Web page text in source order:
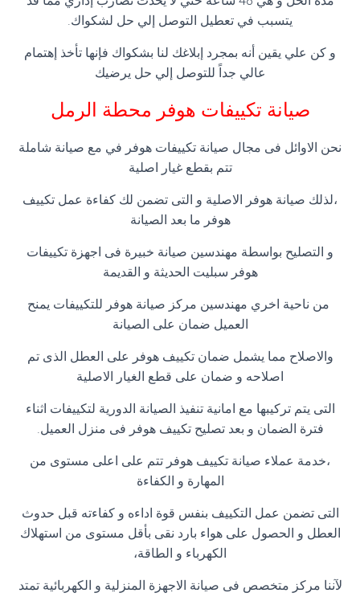
يتسبب في تعطيل التوصل إلي حل لشكواك.
و كن علي يقين أنه بمجرد إبلاغك لنا بشكواك فإنها تأخذ إهتمام
عالي جداً للتوصل إلي حل يرضيك
صيانة تكييفات هوفر محطة الرمل
نحن الاوائل فى مجال صيانة تكييفات هوفر في مع صيانة شاملة
تتم بقطع غيار اصلية
،لذلك صيانة هوفر الاصلية و التى تضمن لك كفاءة عمل تكييف
هوفر ما بعد الصيانة
و التصليح بواسطة مهندسين صيانة خبيرة فى اجهزة تكييفات
هوفر سبليت الحديثة و القديمة
من ناحية اخري مهندسين مركز صيانة هوفر للتكييفات يمنح
العميل ضمان على الصيانة
والاصلاح مما يشمل ضمان تكييف هوفر على العطل الذى تم
اصلاحه و ضمان على قطع الغيار الاصلية
التى يتم تركيبها مع امانية تنفيذ الصيانة الدورية لتكييفات اثناء
فترة الضمان و بعد تصليح تكييف هوفر فى منزل العميل.
،خدمة عملاء صيانة تكييف هوفر تتم على اعلى مستوى من
المهارة و الكفاءة
التى تضمن عمل التكييف بنفس قوة اداءه و كفاءته قبل حدوث
العطل و الحصول على هواء بارد نقى بأقل مستوى من استهلاك
الكهرباء و الطاقة،
لآننا مركز متخصص فى صيانة الاجهزة المنزلية و الكهربائية تمتد